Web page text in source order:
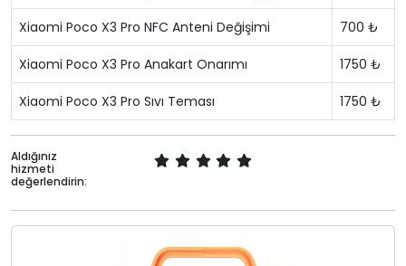
Xiaomi Poco X3 Pro NFC Anteni Değişimi 700 ₺
Xiaomi Poco X3 Pro Anakart Onarımı 1750 ₺
Xiaomi Poco X3 Pro Sıvı Teması 1750 ₺
Aldığınız
hizmeti
değerlendirin: